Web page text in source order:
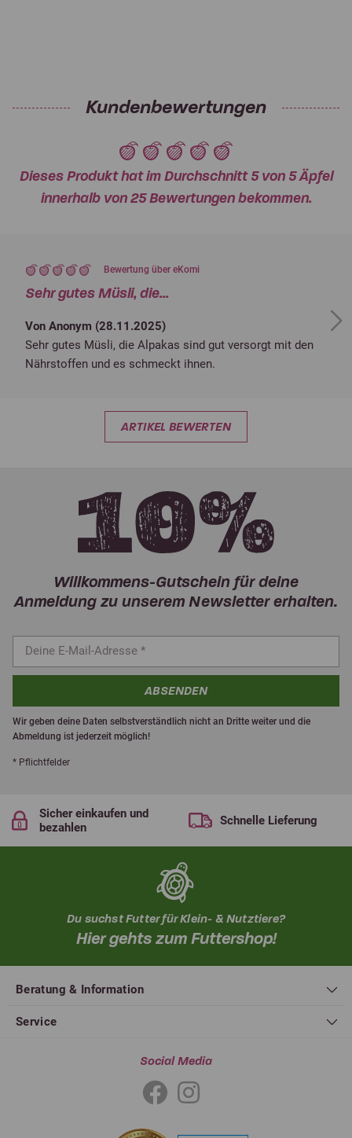
Kundenbewertungen
Dieses Produkt hat im Durchschnitt 5 von 5 Äpfel
innerhalb von 25 Bewertungen bekommen.
Bewertung über eKomi
Sehr gutes Müsli, die...
Von Anonym (28.11.2025)
Sehr gutes Müsli, die Alpakas sind gut versorgt mit den
Nährstoffen und es schmeckt ihnen.
Next
ARTIKEL BEWERTEN
Willkommens-Gutschein für deine
Anmeldung zu unserem Newsletter erhalten.
ABSENDEN
Wir geben deine Daten selbstverständlich nicht an Dritte weiter und die
Abmeldung ist jederzeit möglich!
* Pflichtfelder
Sicher einkaufen und
bezahlen
Schnelle Lieferung
Du suchst Futter für Klein- & Nutztiere?
Hier gehts zum Futtershop!
Beratung & Information
Service
Social Media